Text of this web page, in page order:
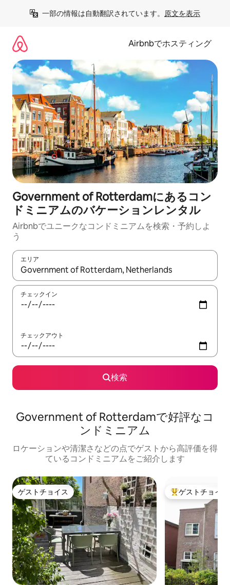
一部の情報は自動翻訳されています。 原文を表示
Airbnbでホスティング
Government of Rotterdamにあるコン
ドミニアムのバケーションレンタル
Airbnbでユニークなコンドミニアムを検索・予約しよ
う
エリア
検索結果が表示されたら、上下の矢印キーを使って移動するか
チェックイン
チェックアウト
検索
Government of Rotterdamで好評なコ
ンドミニアム
ロケーションや清潔さなどの点でゲストから高評価を得
ているコンドミニアムをご紹介します
ゲストチョイス
ゲストチョイス 大好評のゲスト
ゲストチョイス